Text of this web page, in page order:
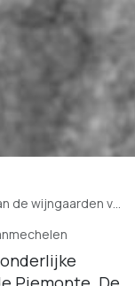
familie van Fausto Coppi.